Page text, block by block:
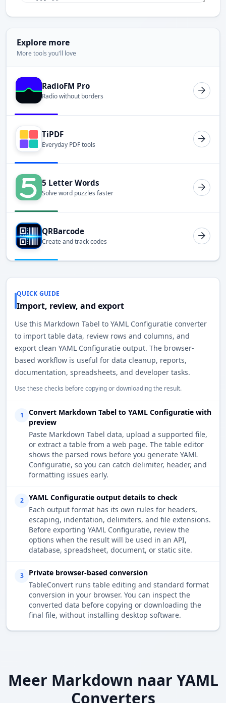
Explore more
More tools you'll love
RadioFM Pro
Radio without borders
TiPDF
Everyday PDF tools
5 Letter Words
Solve word puzzles faster
QRBarcode
Create and track codes
QUICK GUIDE
Import, review, and export
Use this Markdown Tabel to YAML Configuratie converter
to import table data, review rows and columns, and
export clean YAML Configuratie output. The browser-
based workflow is useful for data cleanup, reports,
documentation, spreadsheets, and developer tasks.
Use these checks before copying or downloading the result.
1
Convert Markdown Tabel to YAML Configuratie with
preview
Paste Markdown Tabel data, upload a supported file,
or extract a table from a web page. The table editor
shows the parsed rows before you generate YAML
Configuratie, so you can catch delimiter, header, and
formatting issues early.
2
YAML Configuratie output details to check
Each output format has its own rules for headers,
escaping, indentation, delimiters, and file extensions.
Before exporting YAML Configuratie, review the
options when the result will be used in an API,
database, spreadsheet, document, or static site.
3
Private browser-based conversion
TableConvert runs table editing and standard format
conversion in your browser. You can inspect the
converted data before copying or downloading the
final file, without installing desktop software.
Meer Markdown naar YAML
Converters